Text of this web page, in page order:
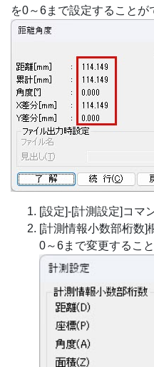
を0～6まで設定することが
[設定]-[計測設定]コマ
[計測情報小数部桁数]
0～6まで変更するこ